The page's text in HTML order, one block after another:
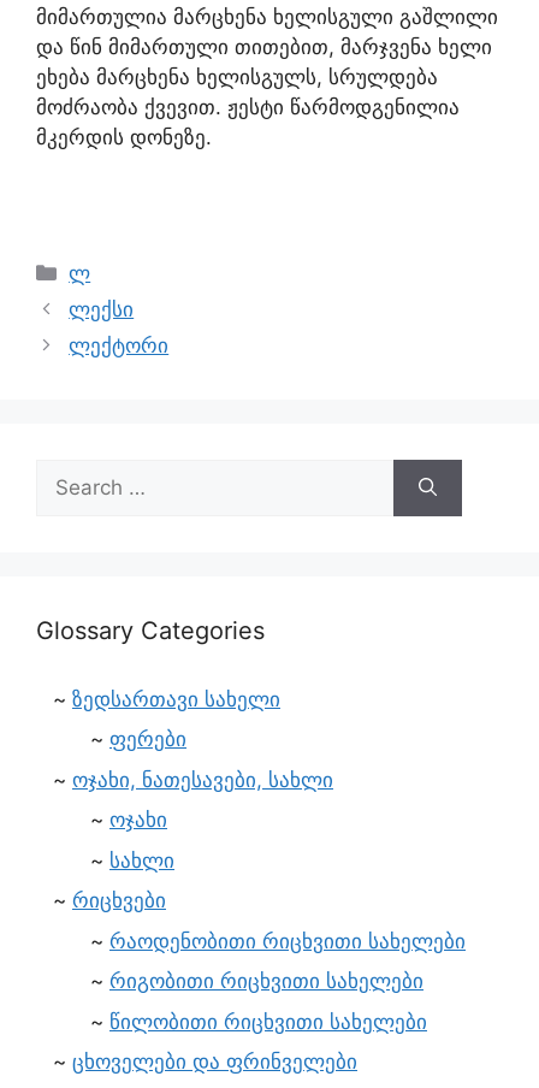
მიმართულია მარცხენა ხელისგული გაშლილი
და წინ მიმართული თითებით, მარჯვენა ხელი
ეხება მარცხენა ხელისგულს, სრულდება
მოძრაობა ქვევით. ჟესტი წარმოდგენილია
მკერდის დონეზე.
ლ
ლექსი
ლექტორი
Glossary Categories
ზედსართავი სახელი
ფერები
ოჯახი, ნათესავები, სახლი
ოჯახი
სახლი
რიცხვები
რაოდენობითი რიცხვითი სახელები
რიგობითი რიცხვითი სახელები
წილობითი რიცხვითი სახელები
ცხოველები და ფრინველები